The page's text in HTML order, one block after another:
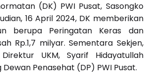
(DK) PWI Pusat, Sasongko
16 April 2024, DK memberikan
berupa Peringatan Keras dan
Rp.1,7 milyar. Sementara Sekjen,
UKM, Syarif Hidayatullah
Penasehat (DP) PWI Pusat.